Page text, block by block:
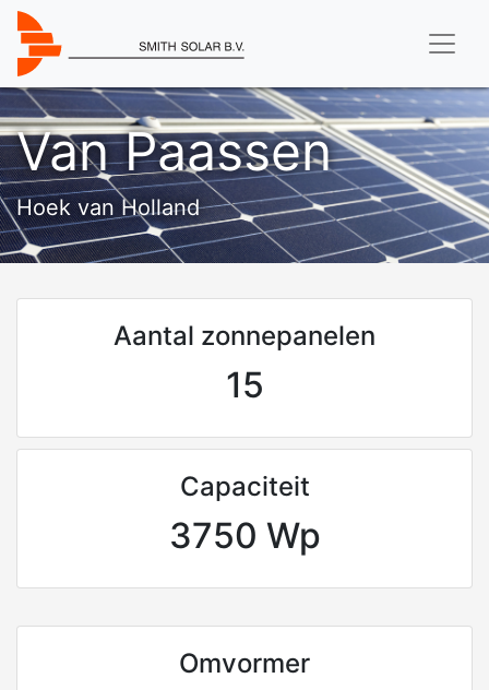
Van Paassen
Hoek van Holland
Aantal zonnepanelen
15
Capaciteit
3750 Wp
Omvormer